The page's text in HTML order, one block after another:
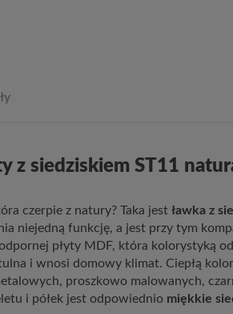
z siedziskiem ST11
czerpie z natury? Taka jest ławka z
niejedną funkcję, a jest przy tym
płyty MDF, która kolorystyką
i wnosi domowy klimat. Ciepłą
proszkowo malowanych,
i półek jest odpowiednio miękkie